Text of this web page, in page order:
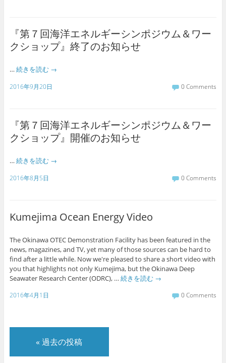
『第７回海洋エネルギーシンポジウム＆ワー
クショップ』終了のお知らせ
… 続きを読む →
2016年9月20日 0 Comments
『第７回海洋エネルギーシンポジウム＆ワー
クショップ』開催のお知らせ
… 続きを読む →
2016年8月5日 0 Comments
Kumejima Ocean Energy Video
The Okinawa OTEC Demonstration Facility has been featured in the
news, magazines, and TV, yet many of those sources can be hard to
find after a little while. Now we're pleased to share a short video with
you that highlights not only Kumejima, but the Okinawa Deep
Seawater Research Center (ODRC), … 続きを読む →
2016年4月1日 0 Comments
« 過去の投稿